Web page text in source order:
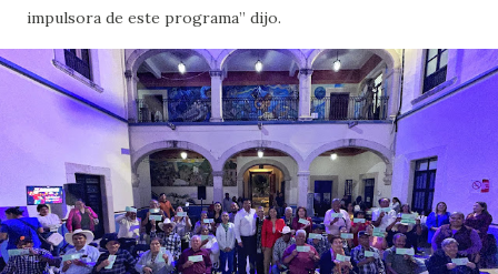
impulsora de este programa” dijo.